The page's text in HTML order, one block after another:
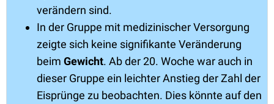
verändern sind.
In der Gruppe mit medizinischer Versorgung
zeigte sich keine signifikante Veränderung
beim Gewicht. Ab der 20. Woche war auch in
dieser Gruppe ein leichter Anstieg der Zahl der
Eisprünge zu beobachten. Dies könnte auf den